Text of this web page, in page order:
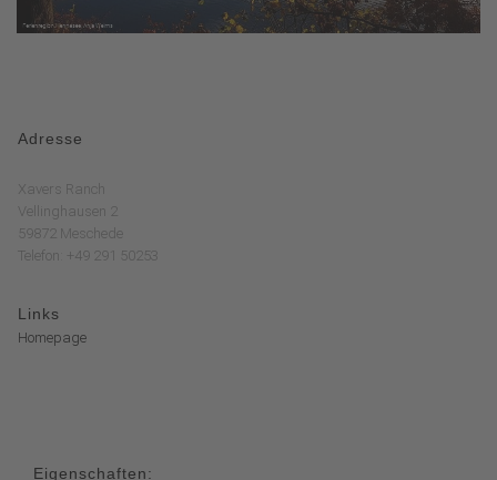
Adresse
Xavers Ranch
Vellinghausen 2
59872 Meschede
Telefon: +49 291 50253
Links
Homepage
Eigenschaften: